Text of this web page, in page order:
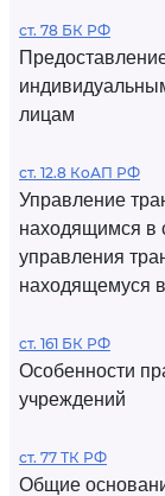
ст. 78 БК РФ
лицам
ст. 12.8 КоАП РФ
Управление
находящимся в
управления
находящемуся
ст. 161 БК РФ
Особенности
учреждений
ст. 77 ТК РФ
Общие